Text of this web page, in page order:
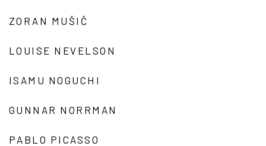
ZORAN MUŠIČ
LOUISE NEVELSON
ISAMU NOGUCHI
GUNNAR NORRMAN
PABLO PICASSO